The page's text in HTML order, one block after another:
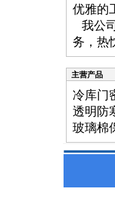
优雅的
我公
务，热
主营产品
冷库门
透明防
玻璃棉